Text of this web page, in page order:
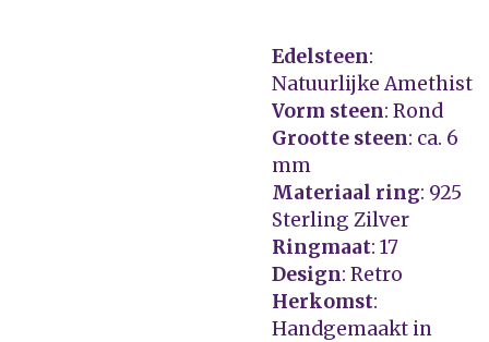
Edelsteen:
Natuurlijke Amethist
Vorm steen: Rond
Grootte steen: ca. 6
mm
Materiaal ring: 925
Sterling Zilver
Ringmaat: 17
Design: Retro
Herkomst:
Handgemaakt in